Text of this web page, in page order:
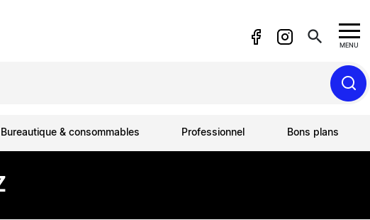
search MENU
Bureautique & consommables Professionnel Bons plans